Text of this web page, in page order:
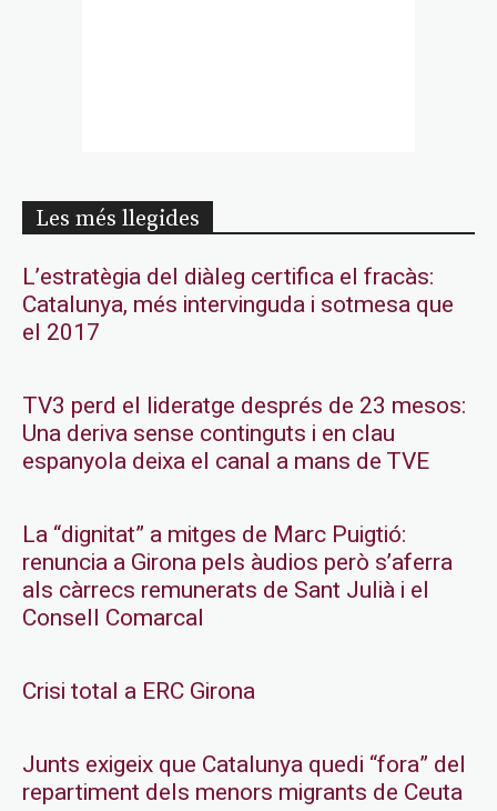
Les més llegides
L’estratègia del diàleg certifica el fracàs:
Catalunya, més intervinguda i sotmesa que
el 2017
TV3 perd el lideratge després de 23 mesos:
Una deriva sense continguts i en clau
espanyola deixa el canal a mans de TVE
La “dignitat” a mitges de Marc Puigtió:
renuncia a Girona pels àudios però s’aferra
als càrrecs remunerats de Sant Julià i el
Consell Comarcal
Crisi total a ERC Girona
Junts exigeix que Catalunya quedi “fora” del
repartiment dels menors migrants de Ceuta